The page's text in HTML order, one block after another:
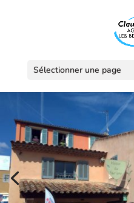
Sélectionner une page